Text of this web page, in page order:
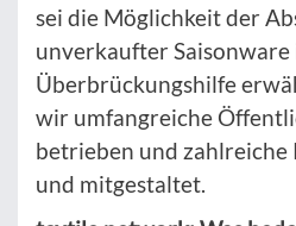
sei die Möglichkeit der
unverkaufter Saisonware
Überbrückungshilfe
wir umfangreiche
betrieben und
und mitgestaltet.